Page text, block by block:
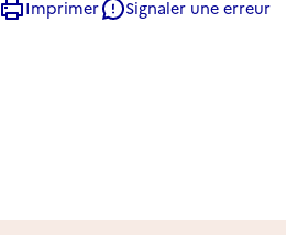
Imprimer Signaler une erreur